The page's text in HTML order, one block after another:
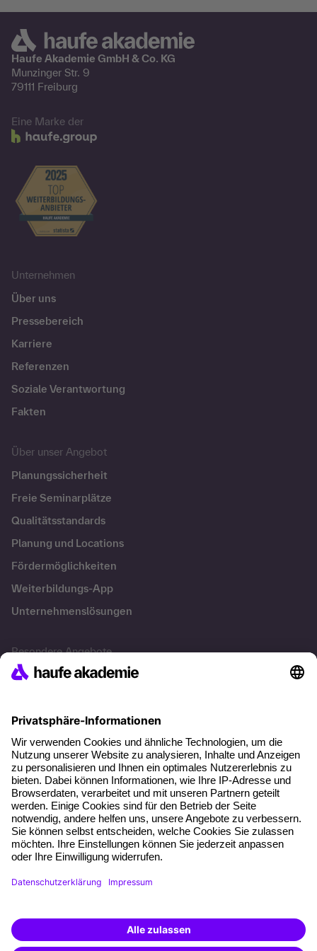
Haufe Akademie GmbH & Co. KG
Munzinger Str. 9
79111 Freiburg
Eine Marke der
Unternehmen
Über uns
Pressebereich
Karriere
Referenzen
Soziale Verantwortung
Fakten
Über unser Angebot
Planungssicherheit
Freie Seminarplätze
Qualitätsstandards
Planung und Locations
Fördermöglichkeiten
Weiterbildungs-App
Unternehmenslösungen
Besondere Angebote
Potenzialanalyse
Coaching
Kontakt & Support
Kontakt
FAQ
+49 761 595339-00
AGB
Impressum
Weiterbildung finden -
mit KI-Power!